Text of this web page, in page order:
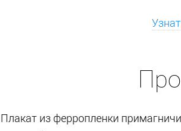
Про
Плакат из ферропленки